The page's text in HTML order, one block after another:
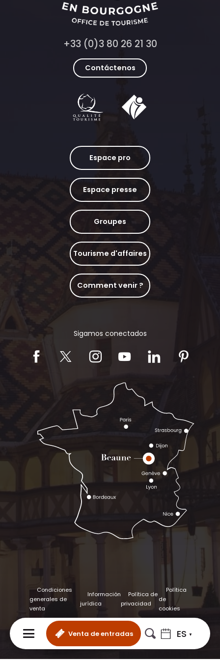
MENÚ Venta de entradas ES
+33 (0)3 80 26 21 30
Contáctenos
Espace pro
Espace presse
Groupes
Tourisme d'affaires
Comment venir ?
Sigamos conectados
Condiciones
generales de
venta
Información
jurídica
Política de
privacidad
Política
de
cookies